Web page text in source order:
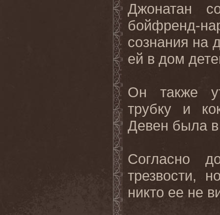
Джонатан
бойфренд-
сознания на
ей в дом
Он также
трубку и
Девен была в
Согласно
трезвости,
никто ее не